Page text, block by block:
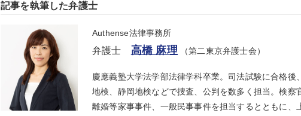
記事を執筆した弁護士
Authense法律事務所
弁護士 高橋 麻理 （第二東京弁護士会）
慶應義塾大学法学部法律学科卒業。司法試験に合格
地検、静岡地検などで捜査、公判を数多く担当。検察
離婚等家事事件、一般民事事件を担当するとともに